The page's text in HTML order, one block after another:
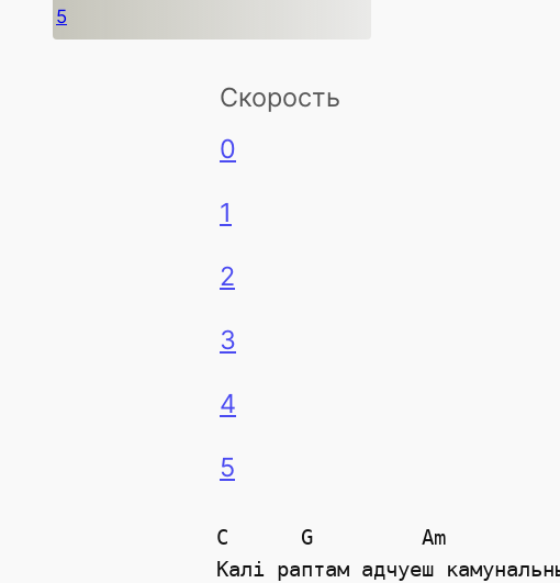
5
Скорость
0
1
2
3
4
5
C      G         Am
Калi раптам адчуеш